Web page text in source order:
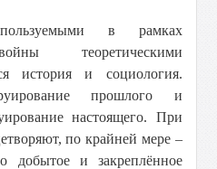
в рамках
теоретическими
история и социология.
прошлого и
настоящего. При
по крайней мере –
добытое и закреплённое